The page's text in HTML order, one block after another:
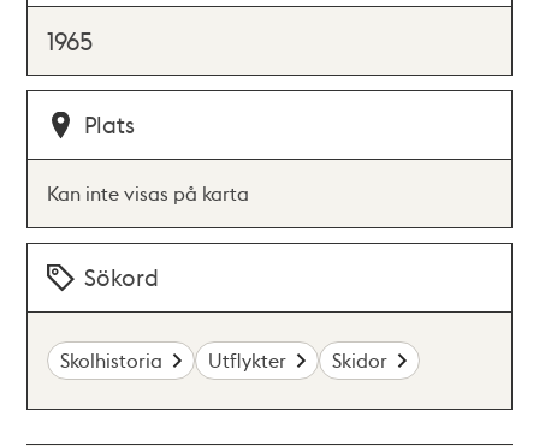
1965
Plats
Kan inte visas på karta
Sökord
Skolhistoria Utflykter Skidor